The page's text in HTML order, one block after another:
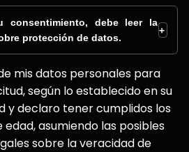
consentimiento, debe leer la
protección de datos.
+
mis datos personales para
según lo establecido en su
y declaro tener cumplidos los
asumiendo las posibles
sobre la veracidad de